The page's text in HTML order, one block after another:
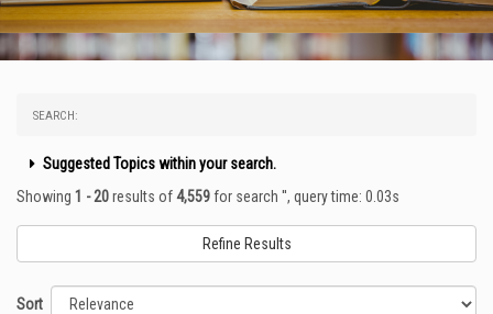
SEARCH:
Suggested Topics within your search.
Showing 1 - 20results of4,559for search '', query time: 0.03s
Refine Results
Sort